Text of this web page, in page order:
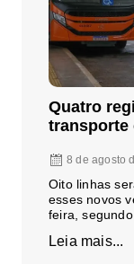
Quatro
transporte
8 de agosto
Oito linhas
esses novos
feira,
Leia mais...